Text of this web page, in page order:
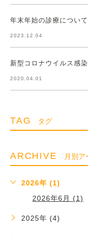
年末年始の診療について
2023.12.04
新型コロナウイルス感
2020.04.01
TAG タグ
ARCHIVE 月別ア
2026年 (1)
2026年6月 (1)
2025年 (4)